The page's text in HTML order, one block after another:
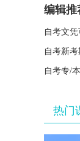
编辑推
自考文
自考新
自考专/
热门